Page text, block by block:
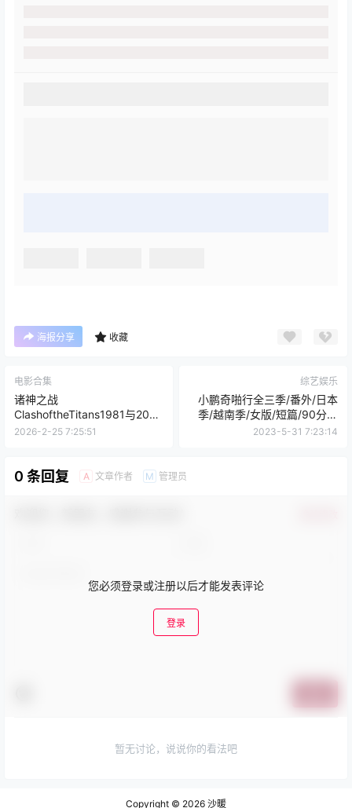
海报分享 收藏
电影合集
诸神之战
ClashoftheTitans1981与2010
两部合集1080P蓝光中文字幕
2026-2-25 7:25:51
综艺娱乐
小鹏奇啪行全三季/番外/日本
季/越南季/女版/短篇/90分钟
精华含彩蛋合集
2023-5-31 7:23:14
0 条回复 A 文章作者 M 管理员
您必须登录或注册以后才能发表评论
登录
暂无讨论，说说你的看法吧
Copyright © 2026 沙暖